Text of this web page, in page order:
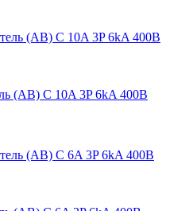
(АВ) C 10A 3P 6kA 400В